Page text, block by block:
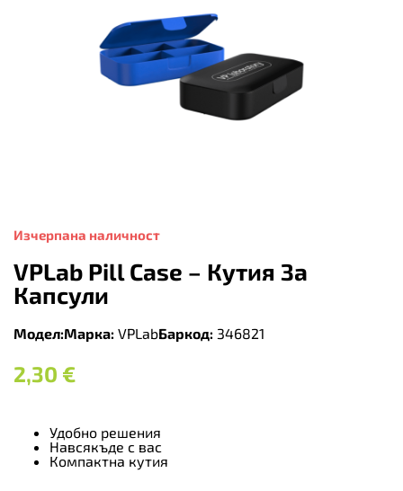
Изчерпана наличност
VPLab Pill Case – Кутия За
Капсули
Модел:Марка: VPLabБаркод: 346821
2,30 €
Удобно решения
Навсякъде с вас
Компактна кутия